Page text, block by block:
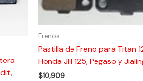
Frenos
Pastilla de Freno para Titan
Honda JH 125, Pegaso y
$10,909